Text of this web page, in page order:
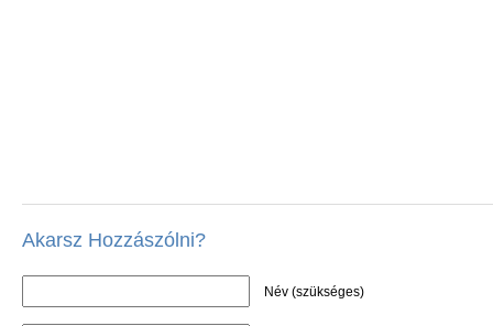
Akarsz Hozzászólni?
Név (szükséges)